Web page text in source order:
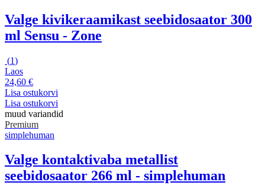
Valge kivikeraamikast seebidosaator 300
ml Sensu - Zone
(1)
Laos
24,60 €
Lisa ostukorvi
Lisa ostukorvi
muud variandid
Premium
simplehuman
Valge kontaktivaba metallist
seebidosaator 266 ml - simplehuman